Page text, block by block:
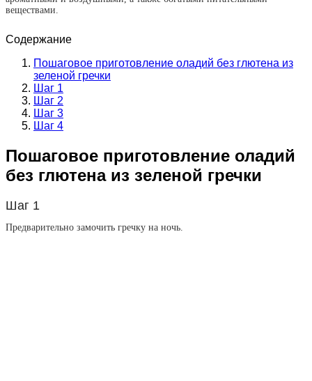
веществами.
Содержание
Пошаговое приготовление оладий без глютена из
зеленой гречки
Шаг 1
Шаг 2
Шаг 3
Шаг 4
Пошаговое приготовление оладий
без глютена из зеленой гречки
Шаг 1
Предварительно замочить гречку на ночь.